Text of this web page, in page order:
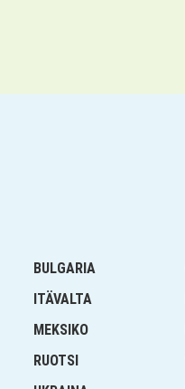
BULGARIA
ITÄVALTA
MEKSIKO
RUOTSI